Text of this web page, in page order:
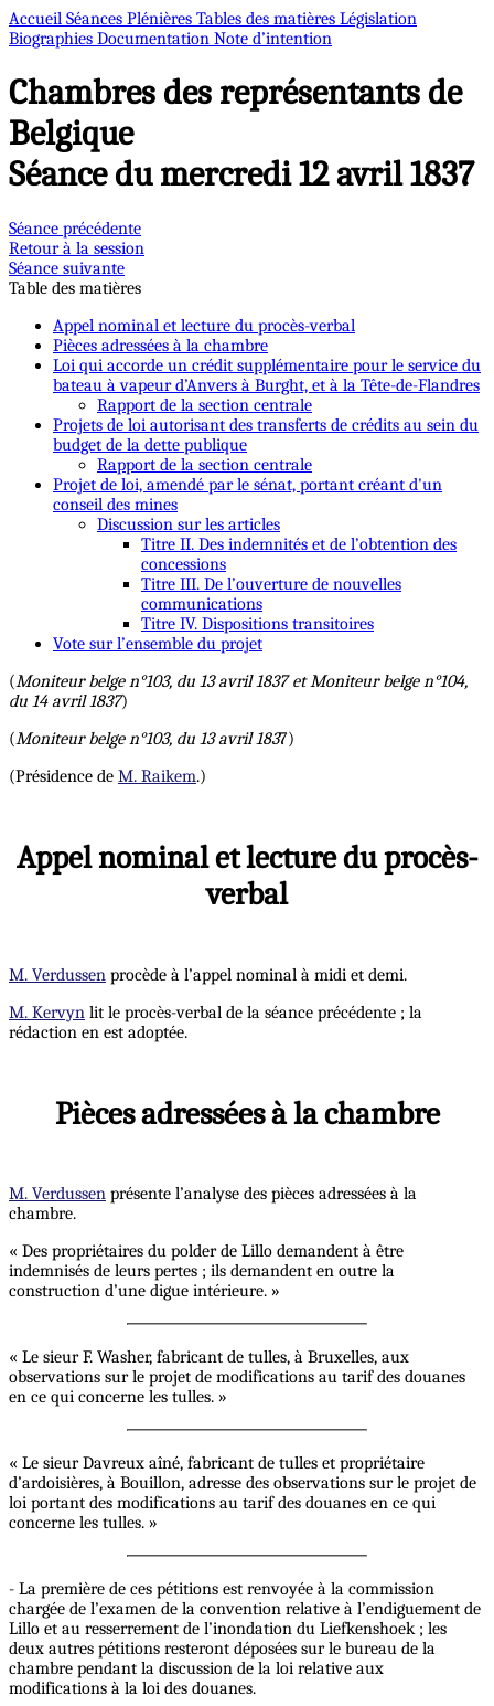
Accueil Séances Plénières Tables des matières Législation
Biographies Documentation Note d’intention
Chambres des représentants de
Belgique
Séance du mercredi 12 avril 1837
Séance précédente
Retour à la session
Séance suivante
Table des matières
Appel nominal et lecture du procès-verbal
Pièces adressées à la chambre
Loi qui accorde un crédit supplémentaire pour le service du
bateau à vapeur d’Anvers à Burght, et à la Tête-de-Flandres
Rapport de la section centrale
Projets de loi autorisant des transferts de crédits au sein du
budget de la dette publique
Rapport de la section centrale
Projet de loi, amendé par le sénat, portant créant d'un
conseil des mines
Discussion sur les articles
Titre II. Des indemnités et de l’obtention des
concessions
Titre III. De l’ouverture de nouvelles
communications
Titre IV. Dispositions transitoires
Vote sur l’ensemble du projet
(Moniteur belge n°103, du 13 avril 1837 et Moniteur belge n°104,
du 14 avril 1837)
(Moniteur belge n°103, du 13 avril 1837)
(Présidence de M. Raikem.)
Appel nominal et lecture du procès-
verbal
M. Verdussen procède à l’appel nominal à midi et demi.
M. Kervyn lit le procès-verbal de la séance précédente ; la
rédaction en est adoptée.
Pièces adressées à la chambre
M. Verdussen présente l’analyse des pièces adressées à la
chambre.
« Des propriétaires du polder de Lillo demandent à être
indemnisés de leurs pertes ; ils demandent en outre la
construction d’une digue intérieure. »
« Le sieur F. Washer, fabricant de tulles, à Bruxelles, aux
observations sur le projet de modifications au tarif des douanes
en ce qui concerne les tulles. »
« Le sieur Davreux aîné, fabricant de tulles et propriétaire
d’ardoisières, à Bouillon, adresse des observations sur le projet de
loi portant des modifications au tarif des douanes en ce qui
concerne les tulles. »
- La première de ces pétitions est renvoyée à la commission
chargée de l’examen de la convention relative à l’endiguement de
Lillo et au resserrement de l’inondation du Liefkenshoek ; les
deux autres pétitions resteront déposées sur le bureau de la
chambre pendant la discussion de la loi relative aux
modifications à la loi des douanes.